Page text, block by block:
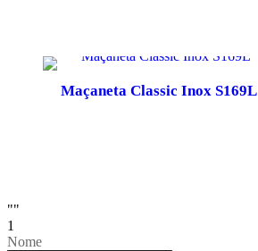
Maçaneta Classic Inox S169L
""
1
Nome